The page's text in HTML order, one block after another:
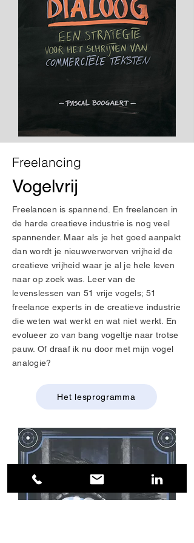
Freelancing
Vogelvrij
Freelancen is spannend. En freelancen in
de harde creatieve industrie is nog veel
spannender. Maar als je het goed aanpakt
dan wordt je nieuwverworven vrijheid de
creatieve vrijheid waar je al je hele leven
naar op zoek was. Leer van de
levenslessen van 51 vrije vogels; 51
freelance experts in de creatieve industrie
die weten wat werkt en wat niet werkt. En
evolueer zo van bang vogeltje naar trotse
pauw. Of draaf ik nu door met mijn vogel
analogie?
Het lesprogramma